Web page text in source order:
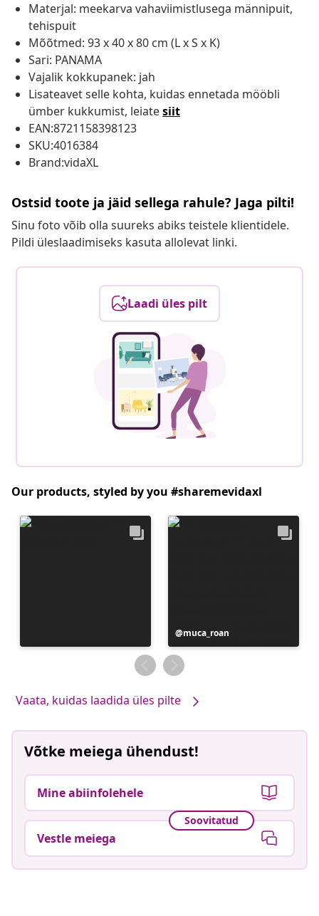
Materjal: meekarva vahaviimistlusega männipuit,
tehispuit
Mõõtmed: 93 x 40 x 80 cm (L x S x K)
Sari: PANAMA
Vajalik kokkupanek: jah
Lisateavet selle kohta, kuidas ennetada mööbli
ümber kukkumist, leiatesiit
EAN:8721158398123
SKU:4016384
Brand:vidaXL
Ostsid toote ja jäid sellega rahule? Jaga pilti!
Sinu foto võib olla suureks abiks teistele klientidele.
Pildi üleslaadimiseks kasuta allolevat linki.
Laadi üles pilt
Our products, styled by you #sharemevidaxl
Postitus
avaldatud
muca_roan
Vaata, kuidas laadida üles pilte
Võtke meiega ühendust!
Mine abiinfolehele
Soovitatud
Vestle meiega